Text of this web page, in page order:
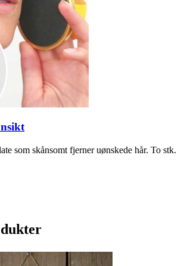
som skånsomt fjerner uønskede hår. To stk.